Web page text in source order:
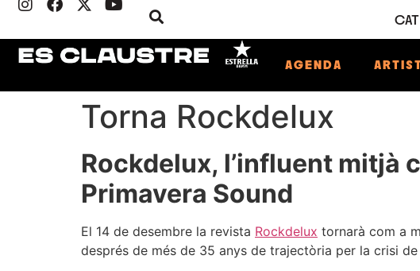
CAT
AGENDA
Torna Rockdelux
Rockdelux, l’influent mitjà
Primavera Sound
El 14 de desembre la revista Rockdelux tornarà com a
després de més de 35 anys de trajectòria per la crisi